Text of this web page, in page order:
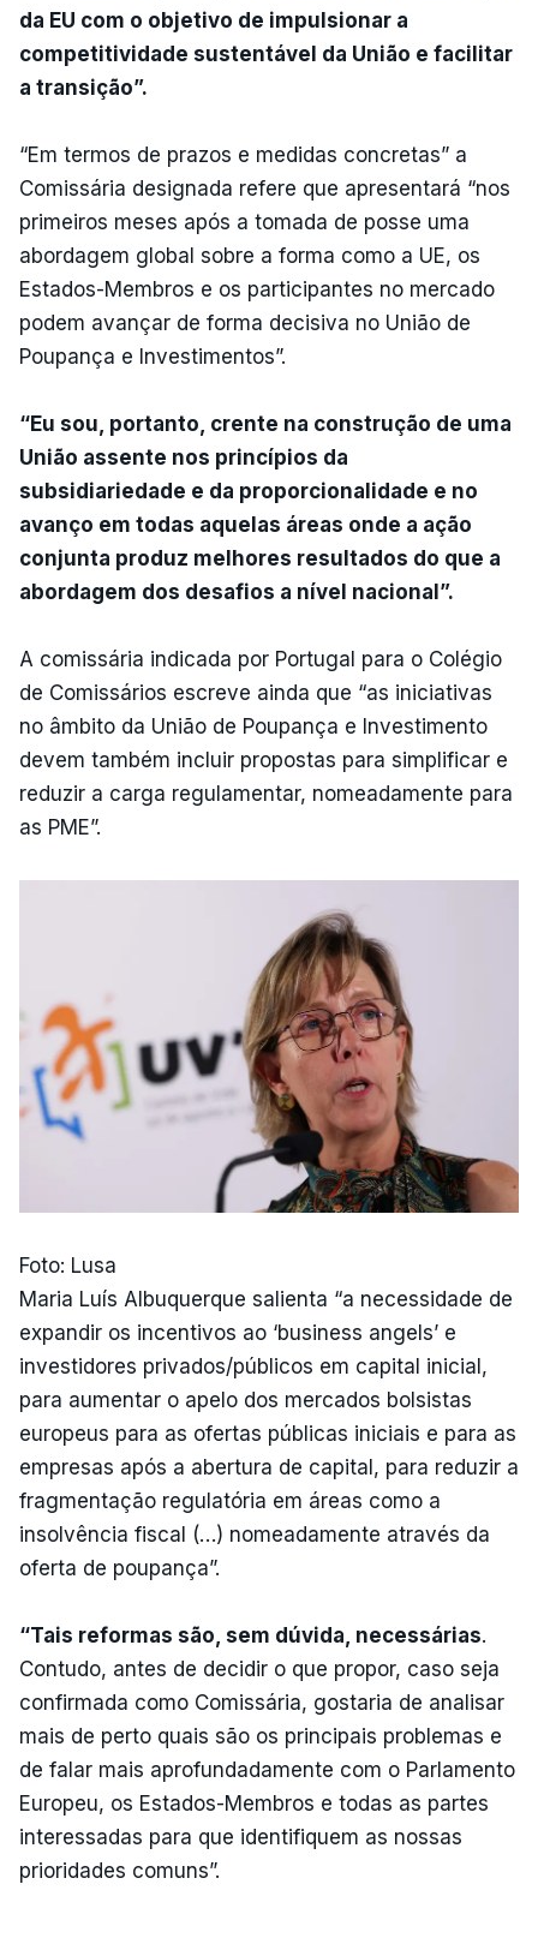
da EU com o objetivo de impulsionar a
competitividade sustentável da União e facilitar
a transição”.
“Em termos de prazos e medidas concretas” a
Comissária designada refere que apresentará “nos
primeiros meses após a tomada de posse uma
abordagem global sobre a forma como a UE, os
Estados-Membros e os participantes no mercado
podem avançar de forma decisiva no União de
Poupança e Investimentos”.
“Eu sou, portanto, crente na construção de uma
União assente nos princípios da
subsidiariedade e da proporcionalidade e no
avanço em todas aquelas áreas onde a ação
conjunta produz melhores resultados do que a
abordagem dos desafios a nível nacional”.
A comissária indicada por Portugal para o Colégio
de Comissários escreve ainda que “as iniciativas
no âmbito da União de Poupança e Investimento
devem também incluir propostas para simplificar e
reduzir a carga regulamentar, nomeadamente para
as PME”.
Foto: Lusa
Maria Luís Albuquerque salienta “a necessidade de
expandir os incentivos ao ‘business angels’ e
investidores privados/públicos em capital inicial,
para aumentar o apelo dos mercados bolsistas
europeus para as ofertas públicas iniciais e para as
empresas após a abertura de capital, para reduzir a
fragmentação regulatória em áreas como a
insolvência fiscal (…) nomeadamente através da
oferta de poupança”.
“Tais reformas são, sem dúvida, necessárias.
Contudo, antes de decidir o que propor, caso seja
confirmada como Comissária, gostaria de analisar
mais de perto quais são os principais problemas e
de falar mais aprofundadamente com o Parlamento
Europeu, os Estados-Membros e todas as partes
interessadas para que identifiquem as nossas
prioridades comuns”.